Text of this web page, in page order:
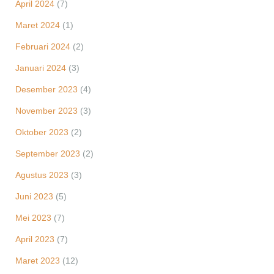
April 2024 (7)
Maret 2024 (1)
Februari 2024 (2)
Januari 2024 (3)
Desember 2023 (4)
November 2023 (3)
Oktober 2023 (2)
September 2023 (2)
Agustus 2023 (3)
Juni 2023 (5)
Mei 2023 (7)
April 2023 (7)
Maret 2023 (12)